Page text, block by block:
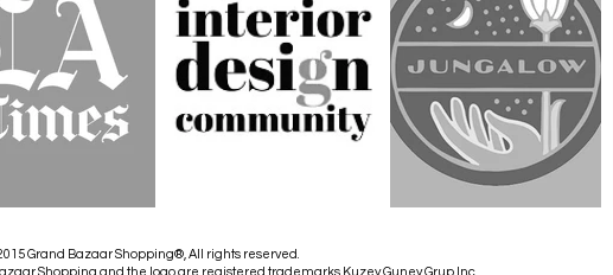
Grand Bazaar Shopping®, All rights reserved.
Shopping and the logo are registered trademarks Kuzey Guney Grup Inc.